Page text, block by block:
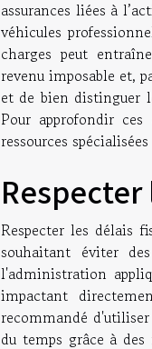
assurances liées à
véhicules
charges peut
revenu imposable et,
et de bien distinguer
Pour approfondir
ressources
Respecter les délais
souhaitant éviter
l'administration
impactant
recommandé
du temps grâce à